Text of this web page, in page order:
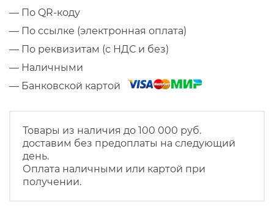
— По QR-коду
— По ссылке (электронная оплата)
— По реквизитам (с НДС и без)
— Наличными
— Банковской картой
Товары из наличия до 100 000 руб.
доставим без предоплаты на следующий
день.
Оплата наличными или картой при
получении.